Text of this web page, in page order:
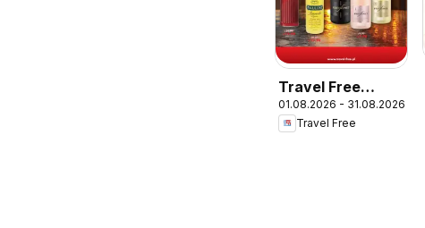
Travel Free
Angebote
01.08.2026 - 31.08.2026
Travel Free